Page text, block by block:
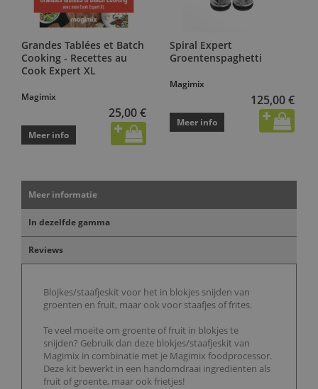
Grandes Tablées et Batch
Cooking - Recettes au
Cook Expert XL
Magimix
25,00 €
Meer info
Spiral Expert
Groentenspaghetti
Magimix
125,00 €
Meer info
Meer informatie
In dezelfde gamma
Reviews
Blojkes/staafjeskit voor het in blokjes snijden van
groenten en fruit, maar ook voor staafjes of frites.
Te veel moeite om groente of fruit in blokjes te
snijden? Gebruik dan deze blokjes/staafjeskit van
Magimix in combinatie met je Magimix foodprocessor.
Deze kit bewerkt in een handomdraai ingrediënten als
fruit of groente, maar ook frietjes!